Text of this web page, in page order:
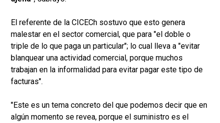
El referente de la CICECh sostuvo que esto genera
malestar en el sector comercial, que para "el doble o
triple de lo que paga un particular"; lo cual lleva a "evitar
blanquear una actividad comercial, porque muchos
trabajan en la informalidad para evitar pagar este tipo de
facturas".
"Este es un tema concreto del que podemos decir que en
algún momento se revea, porque el suministro es el